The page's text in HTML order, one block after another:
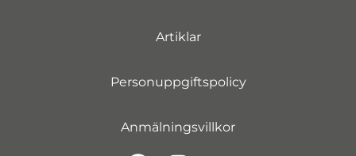
Artiklar
Personuppgiftspolicy
Anmälningsvillkor